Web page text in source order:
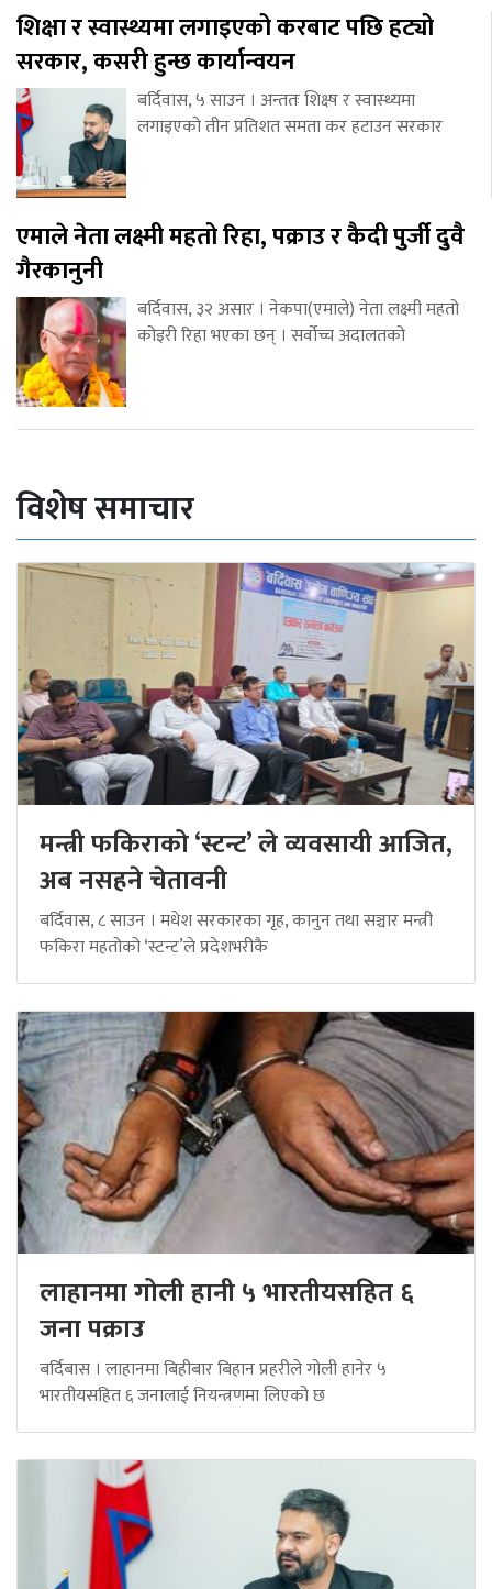
शिक्षा र स्वास्थ्यमा लगाइएको करबाट पछि हट्यो
सरकार, कसरी हुन्छ कार्यान्वयन
बर्दिवास, ५ साउन । अन्ततः शिक्ष्ष र स्वास्थ्यमा
लगाइएको तीन प्रतिशत समता कर हटाउन सरकार
एमाले नेता लक्ष्मी महतो रिहा, पक्राउ र कैदी पुर्जी दुवै
गैरकानुनी
बर्दिवास, ३२ असार । नेकपा(एमाले) नेता लक्ष्मी महतो
कोइरी रिहा भएका छन् । सर्वोच्च अदालतको
विशेष समाचार
मन्त्री फकिराको ‘स्टन्ट’ ले व्यवसायी आजित,
अब नसहने चेतावनी
बर्दिवास, ८ साउन । मधेश सरकारका गृह, कानुन तथा सञ्चार मन्त्री
फकिरा महतोको ‘स्टन्ट’ले प्रदेशभरीकै
लाहानमा गोली हानी ५ भारतीयसहित ६
जना पक्राउ
बर्दिबास । लाहानमा बिहीबार बिहान प्रहरीले गोली हानेर ५
भारतीयसहित ६ जनालाई नियन्त्रणमा लिएको छ